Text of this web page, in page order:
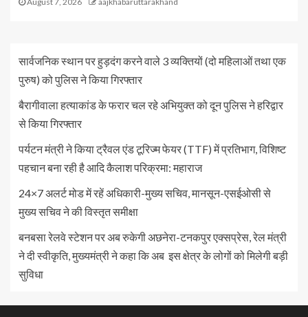
सार्वजनिक स्थान पर हुड़दंग करने वाले 3 व्यक्तियों (दो महिलाओं तथा एक
पुरुष) को पुलिस ने किया गिरफ्तार
बैरागीवाला हत्याकांड के फरार चल रहे अभियुक्त को दून पुलिस ने हरिद्वार
से किया गिरफ्तार
पर्यटन मंत्री ने किया ट्रैवल एंड टूरिज्म फेयर (TTF) में प्रतिभाग, विशिष्ट
पहचान बना रही है आदि कैलाश परिक्रमा: महाराज
24×7 अलर्ट मोड में रहें अधिकारी-मुख्य सचिव, मानसून-एसईओसी से
मुख्य सचिव ने की विस्तृत समीक्षा
बनबसा रेलवे स्टेशन पर अब रुकेगी अछनेरा-टनकपुर एक्सप्रेस, रेल मंत्री
ने दी स्वीकृति, मुख्यमंत्री ने कहा कि अब इस क्षेत्र के लोगों को मिलेगी बड़ी
सुविधा